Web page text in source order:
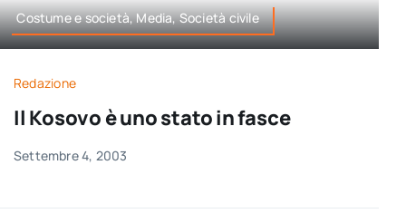
Costume e società, Media, Società civile
Redazione
Il Kosovo è uno stato in fasce
Settembre 4, 2003